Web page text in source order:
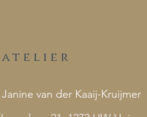
atelier
Janine van der Kaaij-Kruijmer